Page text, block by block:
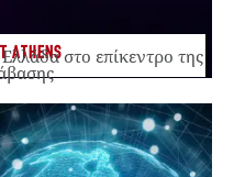
ATHENSστο επίκεντρο της